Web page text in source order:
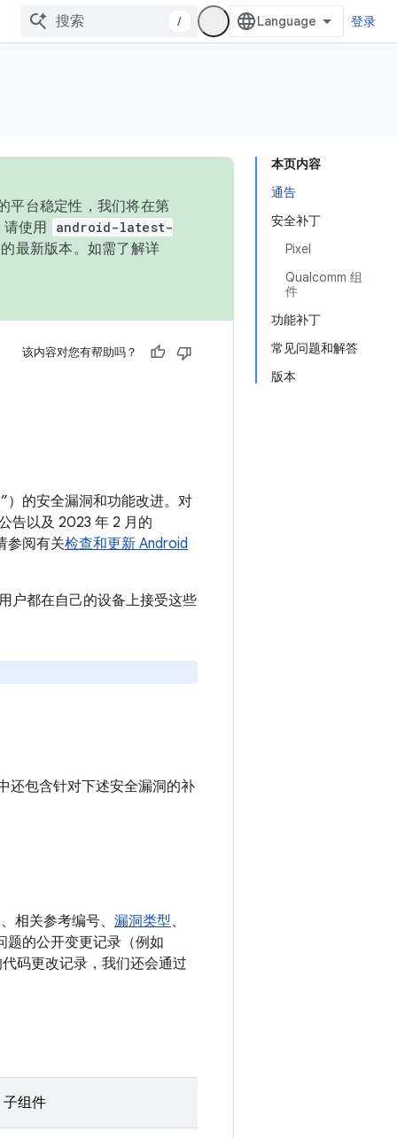
/ 登录
本页内容
通告
安全补丁
Pixel
Qualcomm 组
件
功能补丁
常见问题和解答
版本
平台稳定性，我们将在第
使用
android-latest-
最新版本。如需了解详
该内容对您有帮助吗？
）的安全漏洞和功能改进。对
告以及 2023 年 2 月的
参阅有关检查和更新 Android
户都在自己的设备上接受这些
还包含针对下述安全漏洞的补
相关参考编号、 漏洞类型、
题的公开变更记录（例如
码更改记录，我们还会通过
子组件